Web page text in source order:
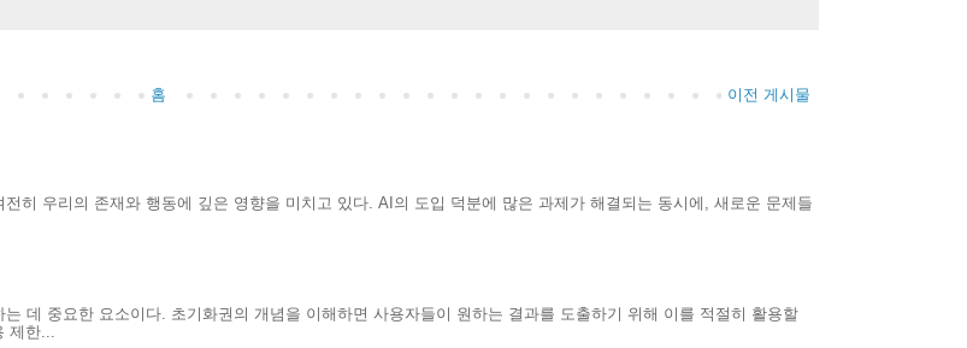
이전 게시물
홈
히 우리의 존재와 행동에 깊은 영향을 미치고 있다. AI의 도입 덕분에 많은 과제가 해결되는 동시에, 새로운 문제들
데 중요한 요소이다. 초기화권의 개념을 이해하면 사용자들이 원하는 결과를 도출하기 위해 이를 적절히 활용할
한...